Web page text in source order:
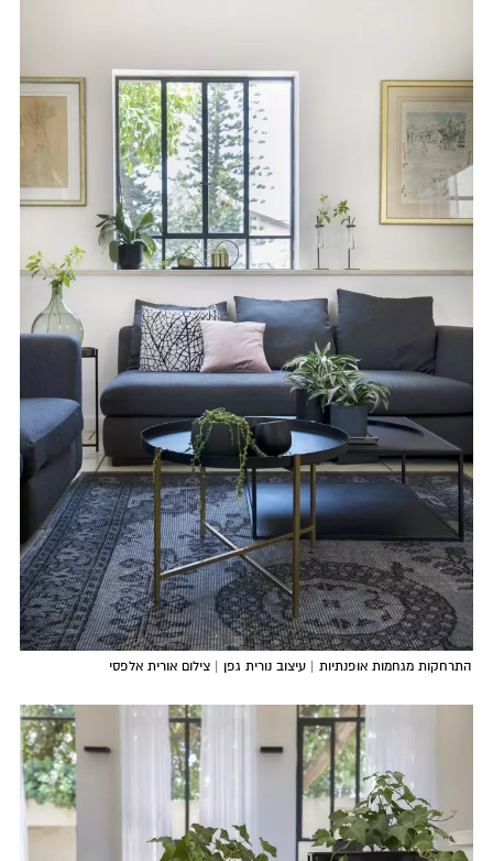
התרחקות מגחמות אופנתיות | עיצוב נורית גפן | צילום אורית אלפסי